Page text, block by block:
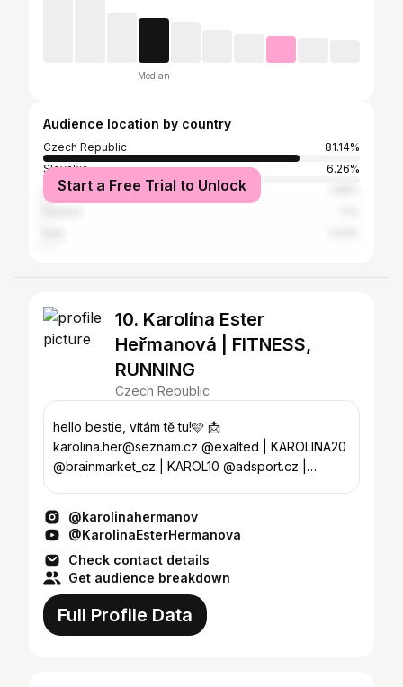
Median
Audience location by country
Czech Republic
81.14%
Slovakia
6.26%
United States
Start a Free Trial to Unlock
10. Karolína Ester
Heřmanová | FITNESS,
RUNNING
Czech Republic
hello bestie, vítám tě tu!🩷 📩
karolina.her@seznam.cz @exalted | KAROLINA20
@brainmarket_cz | KAROL10 @adsport.cz |
@karolinahermanov
@KarolinaEsterHermanova
Check contact details
Get audience breakdown
Full Profile Data